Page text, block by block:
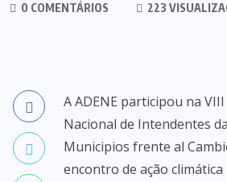
0 COMENTÁRIOS
223
A ADENE participou na
Nacional de Intendentes
Municipios frente al
encontro de ação climática